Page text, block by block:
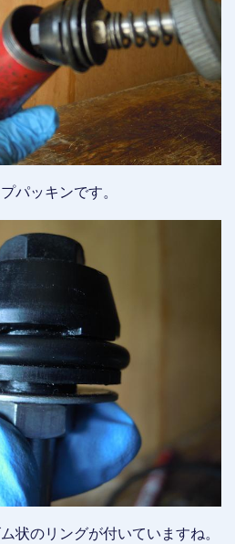
パッキンです。
状のリングが付いていますね。